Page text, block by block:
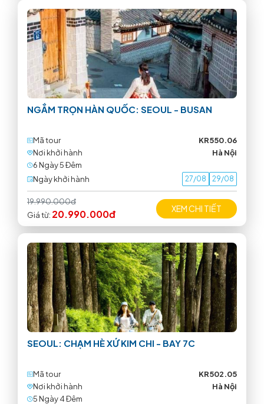
NGẮM TRỌN HÀN QUỐC: SEOUL - BUSAN
Mã tour
KR550.06
Nơi khởi hành
Hà Nội
6 Ngày 5 Ðêm
Ngày khởi hành
27/08 29/08
19.990.000đ
Giá từ: 20.990.000đ XEM CHI TIẾT
SEOUL: CHẠM HÈ XỨ KIM CHI - BAY 7C
Mã tour
KR502.05
Nơi khởi hành
Hà Nội
5 Ngày 4 Ðêm